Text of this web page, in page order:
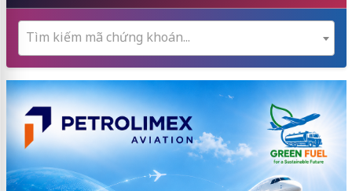
Tìm kiếm mã chứng khoán...